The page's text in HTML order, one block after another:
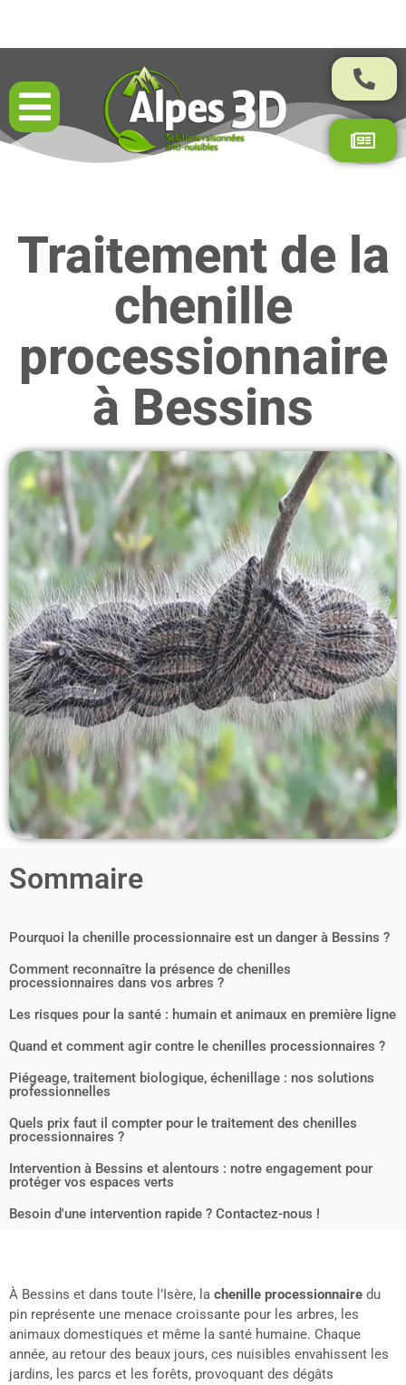
Résultats garantis par contrat
Traitement de la
chenille
processionnaire
à Bessins
Sommaire
Pourquoi la chenille processionnaire est un danger à Bessins ?
Comment reconnaître la présence de chenilles
processionnaires dans vos arbres ?
Les risques pour la santé : humain et animaux en première ligne
Quand et comment agir contre le chenilles processionnaires ?
Piégeage, traitement biologique, échenillage : nos solutions
professionnelles
Quels prix faut il compter pour le traitement des chenilles
processionnaires ?
Intervention à Bessins et alentours : notre engagement pour
protéger vos espaces verts
Besoin d'une intervention rapide ? Contactez-nous !
À Bessins et dans toute l’Isère, la chenille processionnaire du
pin représente une menace croissante pour les arbres, les
animaux domestiques et même la santé humaine. Chaque
année, au retour des beaux jours, ces nuisibles envahissent les
jardins, les parcs et les forêts, provoquant des dégâts